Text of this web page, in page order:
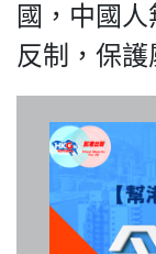
聯絡我們
國，中國
反制，保護